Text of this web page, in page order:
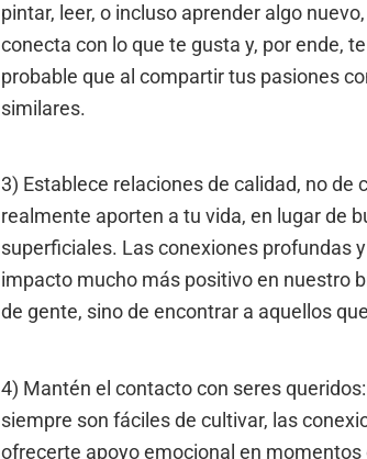
pintar, leer, o incluso aprender algo
conecta con lo que te gusta y, por ende,
probable que al compartir tus pasiones
similares.
3) Establece relaciones de calidad, no
realmente aporten a tu vida, en lugar de
superficiales. Las conexiones profundas
impacto mucho más positivo en nuestro
de gente, sino de encontrar a aquellos
4) Mantén el contacto con seres
siempre son fáciles de cultivar, las
ofrecerte apoyo emocional en